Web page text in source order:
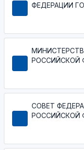
ФЕДЕРАЦИИ
РОССИЙСКОЙ
СОВЕТ
РОССИЙСКОЙ